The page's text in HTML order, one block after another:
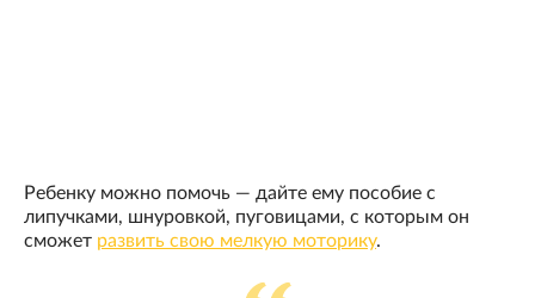
Ребенку можно помочь — дайте ему пособие с
липучками, шнуровкой, пуговицами, с которым он
сможет развить свою мелкую моторику.